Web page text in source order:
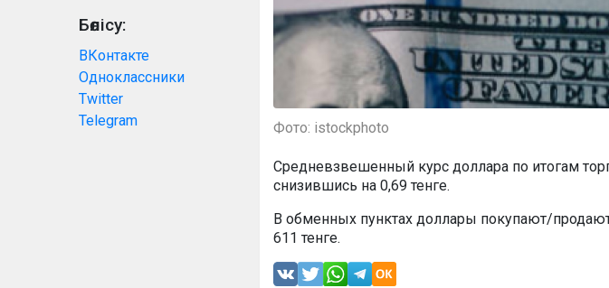
Бөлісу:
ВКонтакте
Одноклассники
Twitter
Telegram
Фото: istockphoto
Средневзвешенный курс доллара по итогам
снизившись на 0,69 тенге.
В обменных пунктах доллары покупают/
611 тенге.